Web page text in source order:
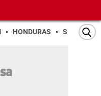
HONDURAS SAN PEDRO